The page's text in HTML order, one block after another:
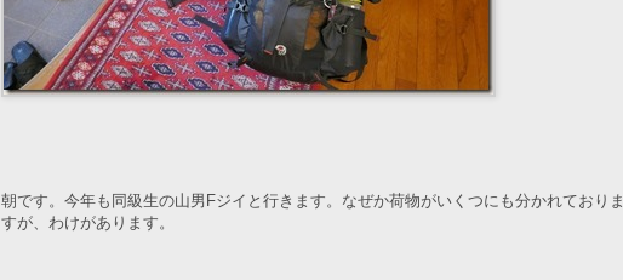
朝です。今年も同級生の山男Fジイと行きます。なぜか荷物がいくつにも分かれておりま
すが、わけがあります。